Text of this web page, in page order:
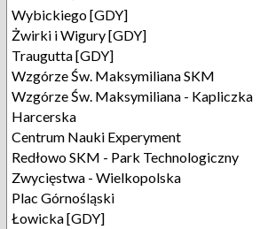
Wybickiego [GDY]
Żwirki i Wigury [GDY]
Traugutta [GDY]
Wzgórze Św. Maksymiliana SKM
Wzgórze Św. Maksymiliana - Kapliczka
Harcerska
Centrum Nauki Experyment
Redłowo SKM - Park Technologiczny
Zwycięstwa - Wielkopolska
Plac Górnośląski
Łowicka [GDY]